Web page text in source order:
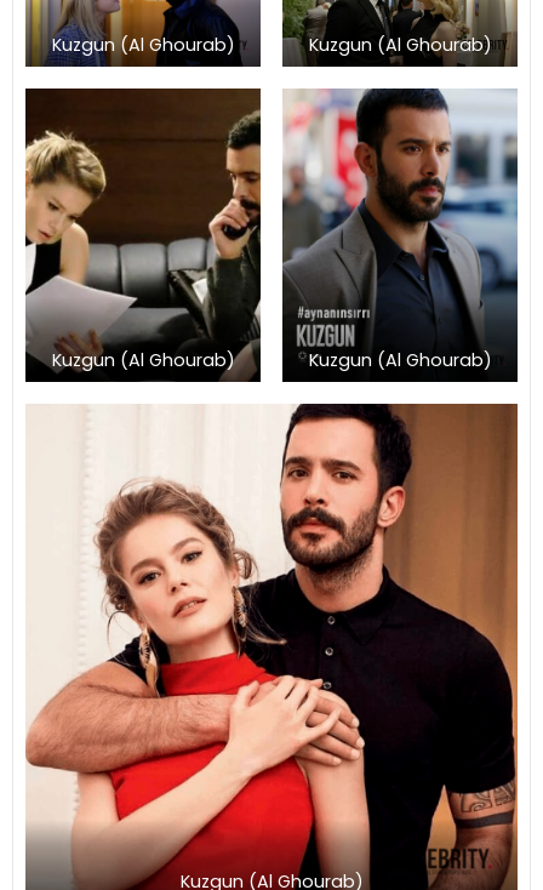
Kuzgun (Al Ghourab) Kuzgun (Al Ghourab)
Kuzgun (Al Ghourab) Kuzgun (Al Ghourab)
Kuzgun (Al Ghourab)